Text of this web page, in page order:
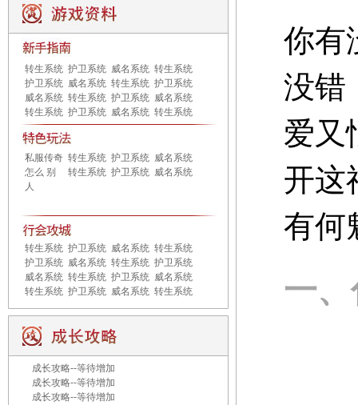
转生系统 护卫系统 威名系统 转生系统
护卫系统 威名系统 转生系统 护卫系统
威名系统 转生系统 护卫系统 威名系统
转生系统 护卫系统 威名系统 转生系统
私服传奇
怎么 别
人
转生系统 护卫系统 威名系统
转生系统 护卫系统 威名系统
转生系统 护卫系统 威名系统 转生系统
护卫系统 威名系统 转生系统 护卫系统
威名系统 转生系统 护卫系统 威名系统
转生系统 护卫系统 威名系统 转生系统
成长攻略--等待增加
成长攻略--等待增加
成长攻略--等待增加
你有
没错
爱又
开这
有何
一